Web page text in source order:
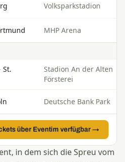
Volksparkstadion
MHP Arena
St.
Stadion An der Alten
Försterei
Deutsche Bank Park
über Eventim verfügbar →
in dem sich die Spreu vom